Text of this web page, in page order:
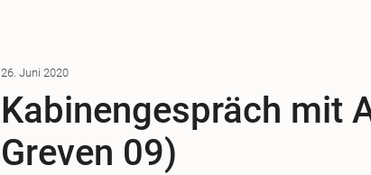
26. Juni 2020
Kabinengespräch mit
Greven 09)